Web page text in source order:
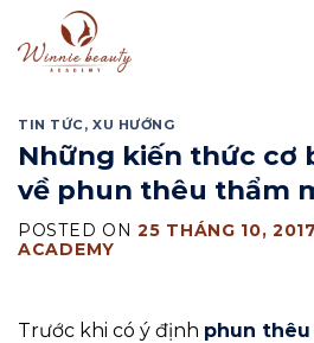
to
content
TIN TỨC,XU HƯỚNG
Những kiến thức cơ
về phun thêu thẩm
POSTED ON 25 THÁNG 10, 2017
ACADEMY
Trước khi có ý định phun